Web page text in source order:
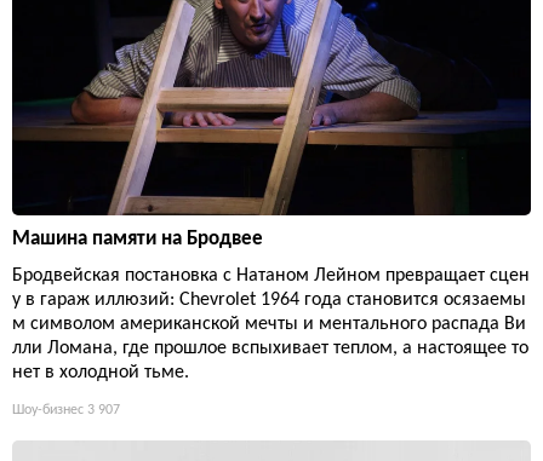
Машина памяти на Бродвее
Бродвейская постановка с Натаном Лейном превращает сцен
у в гараж иллюзий: Chevrolet 1964 года становится осязаемы
м символом американской мечты и ментального распада Ви
лли Ломана, где прошлое вспыхивает теплом, а настоящее то
нет в холодной тьме.
Шоу-бизнес 3 907